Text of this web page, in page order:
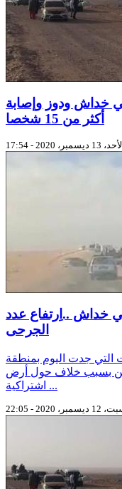
خداش ودوز وإصابة
أكثر من 15 شخصا
13 ديسمبر، 2020 - 17:54
خداش ..اِرتفاع عدد
الجرحى
التي جدت اليوم بمنطقة
بسبب خلاف حول أرض
اشتراكية ...
2020 - 22:05